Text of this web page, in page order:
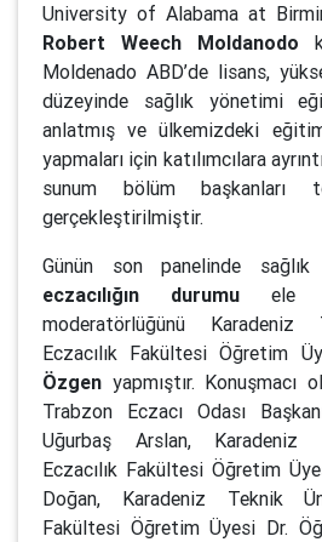
University of Alabama at
Robert Weech Moldanodo
Moldenado ABD’de lisans,
düzeyinde sağlık yönetimi
anlatmış ve ülkemizdeki
yapmaları için katılımcılara
sunum bölüm başkanları
gerçekleştirilmiştir.
Günün son panelinde
eczacılığın durumuele
moderatörlüğünü Karadeniz
Eczacılık Fakültesi Öğretim
Özgen yapmıştır. Konuşmacı
Trabzon Eczacı Odası
Uğurbaş Arslan, Karadeniz
Eczacılık Fakültesi Öğretim
Doğan, Karadeniz Teknik
Fakültesi Öğretim Üyesi Dr.